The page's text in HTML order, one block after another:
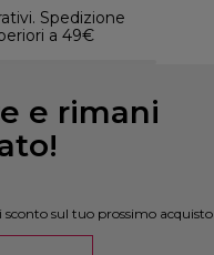
Spedizione
a 49€
e rimani
sconto sul tuo prossimo acquisto